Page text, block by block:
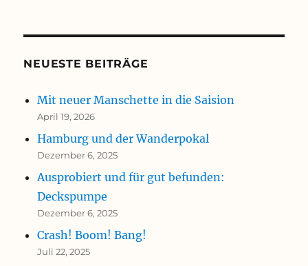
NEUESTE BEITRÄGE
Mit neuer Manschette in die Saision
April 19, 2026
Hamburg und der Wanderpokal
Dezember 6, 2025
Ausprobiert und für gut befunden:
Deckspumpe
Dezember 6, 2025
Crash! Boom! Bang!
Juli 22, 2025